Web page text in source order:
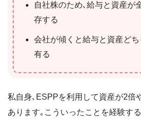
自社株のため､給与と資産が
存する
会社が傾くと給与と資産ど
有る
私自身､ESPPを利用して資産が2倍
あります｡こういったことを経験す